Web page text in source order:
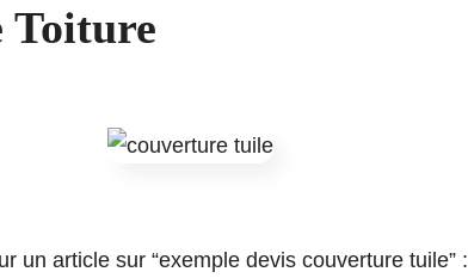
Toiture
un article sur “exemple devis couverture tuile” :